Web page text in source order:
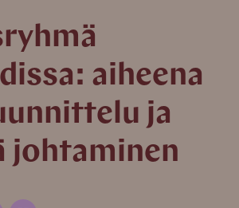
aiheena
ja
johtaminen